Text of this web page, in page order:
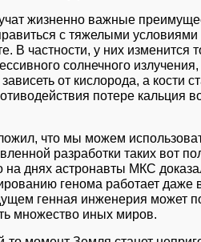
жизненно важные
с тяжелыми условиями
В частности, у них изменится
солнечного излучения,
от кислорода, а кости
потере кальция
что мы можем
разработки таких вот
днях астронавты МКС
генома работает даже
генная инженерия может
множество иных миров.